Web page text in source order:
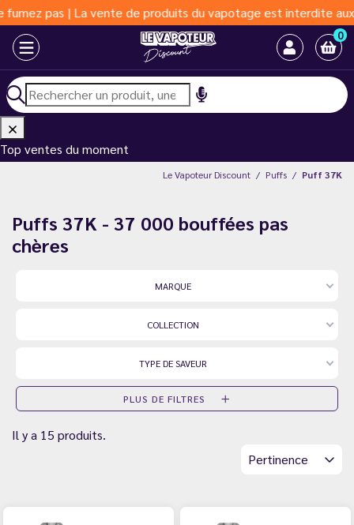
de produits du vapotage est interdite aux moins de 18
0
Top ventes du moment
Le Vapoteur Discount Puffs Puff 37K
Puffs 37K - 37 000 bouffées pas
chères
MARQUE
COLLECTION
TYPE DE SAVEUR
PLUS DE FILTRES
Il y a 15 produits.
Pertinence